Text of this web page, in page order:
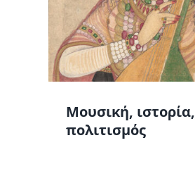
Μουσική, ιστορία,
πολιτισμός